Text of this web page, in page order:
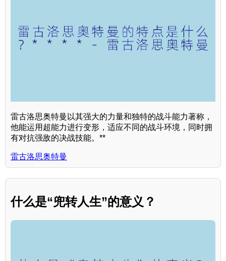
雷古洛思奥特曼以其强大的力量和独特的战斗能力著称，
他能运用超能力进行变形，适应不同的战斗环境，同时拥
有对抗强敌的决战技能。**
雷古洛思奥特曼
什么是“兜转人生”的意义？